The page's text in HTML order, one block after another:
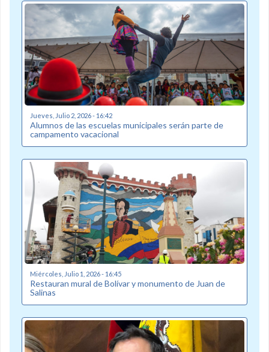
Jueves, Julio 2, 2026 - 16:42
Alumnos de las escuelas municipales serán parte de
campamento vacacional
Miércoles, Julio 1, 2026 - 16:45
Restauran mural de Bolívar y monumento de Juan de
Salinas